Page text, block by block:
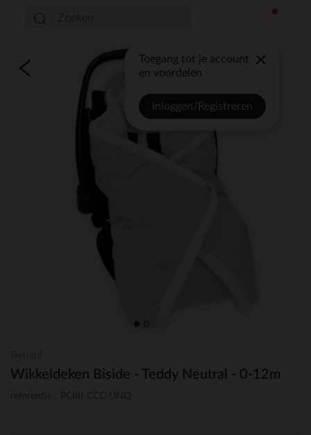
Toegang tot je account
en voordelen
Inloggen/Registreren
Wikkeldeken Biside - Teddy Neutral - 0-12m